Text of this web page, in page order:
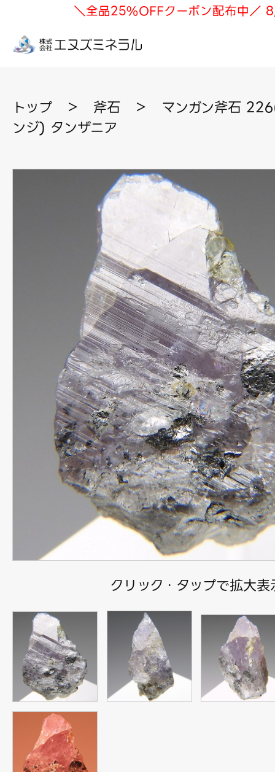
＼全品25%OFFクーポン配布中／
トップ ＞ 斧石 ＞
マンガン斧石
ンジ) タンザニア
クリック・タップで拡大表